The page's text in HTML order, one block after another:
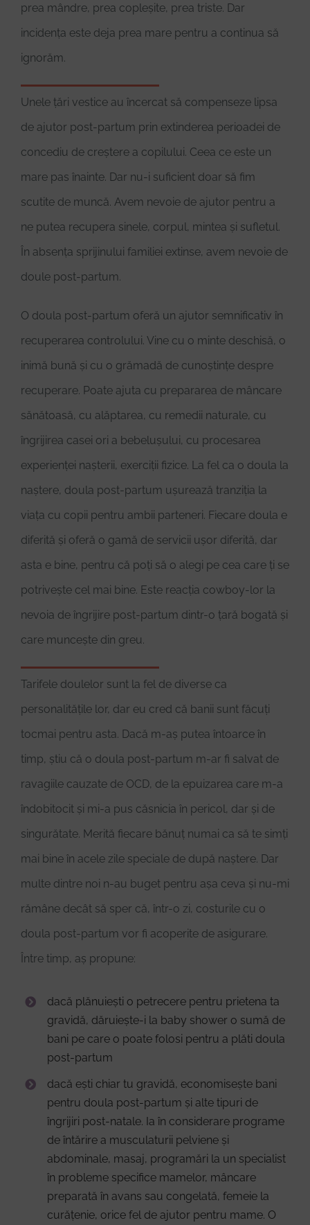
prea mândre, prea copleșite, prea triste. Dar
incidența este deja prea mare pentru a continua să
ignorăm.
Unele țări vestice au încercat să compenseze lipsa
de ajutor post-partum prin extinderea perioadei de
concediu de creștere a copilului. Ceea ce este un
mare pas înainte. Dar nu-i suficient doar să fim
scutite de muncă. Avem nevoie de ajutor pentru a
ne putea recupera sinele, corpul, mintea și sufletul.
În absența sprijinului familiei extinse, avem nevoie de
doule post-partum.
O doula post-partum oferă un ajutor semnificativ în
recuperarea controlului. Vine cu o minte deschisă, o
inimă bună și cu o grămadă de cunoștințe despre
recuperare. Poate ajuta cu prepararea de mâncare
sănătoasă, cu alăptarea, cu remedii naturale, cu
îngrijirea casei ori a bebelușului, cu procesarea
experienței nașterii, exerciții fizice. La fel ca o doula la
naștere, doula post-partum ușurează tranziția la
viața cu copii pentru ambii parteneri. Fiecare doula e
diferită și oferă o gamă de servicii ușor diferită, dar
asta e bine, pentru că poți să o alegi pe cea care ți se
potrivește cel mai bine. Este reacția cowboy-lor la
nevoia de îngrijire post-partum dintr-o țară bogată și
care muncește din greu.
Tarifele doulelor sunt la fel de diverse ca
personalitățile lor, dar eu cred că banii sunt făcuți
tocmai pentru asta. Dacă m-aș putea întoarce în
timp, știu că o doula post-partum m-ar fi salvat de
ravagiile cauzate de OCD, de la epuizarea care m-a
îndobitocit și mi-a pus căsnicia în pericol, dar și de
singurătate. Merită fiecare bănuț numai ca să te simți
mai bine în acele zile speciale de după naștere. Dar
multe dintre noi n-au buget pentru așa ceva și nu-mi
rămâne decât să sper că, într-o zi, costurile cu o
doula post-partum vor fi acoperite de asigurare.
Între timp, aș propune:
dacă plănuiești o petrecere pentru prietena ta
gravidă, dăruiește-i la baby shower o sumă de
bani pe care o poate folosi pentru a plăti doula
post-partum
dacă ești chiar tu gravidă, economisește bani
pentru doula post-partum și alte tipuri de
îngrijiri post-natale. Ia în considerare programe
de întărire a musculaturii pelviene și
abdominale, masaj, programări la un specialist
în probleme specifice mamelor, mâncare
preparată în avans sau congelată, femeie la
curățenie, orice fel de ajutor pentru mame. O